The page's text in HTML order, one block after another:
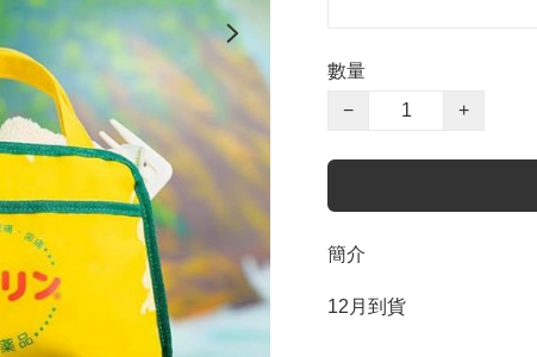
數量
−
+
簡介
12月到貨